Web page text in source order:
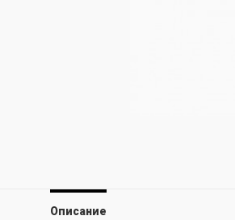
Описание